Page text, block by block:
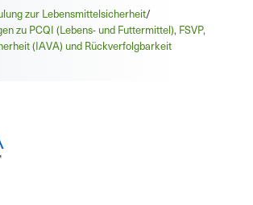
zur Lebensmittelsicherheit/
zu PCQI (Lebens- und Futtermittel), FSVP,
(IAVA) und Rückverfolgbarkeit